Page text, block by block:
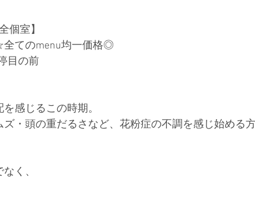
個室】
全てのmenu均一価格◎
目の前
感じるこの時期。
・頭の重だるさなど、花粉症の不調を感じ始める
く、